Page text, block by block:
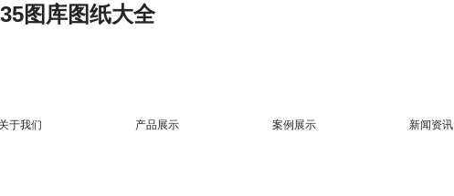
图库图纸大全
关于我们 产品展示 案例展示 新闻资讯